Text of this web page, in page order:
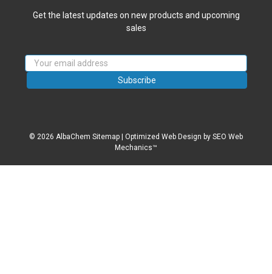
Get the latest updates on new products and upcoming
sales
Email
Address
© 2026 AlbaChem Sitemap Optimized Web Design by SEO Web
Mechanics™